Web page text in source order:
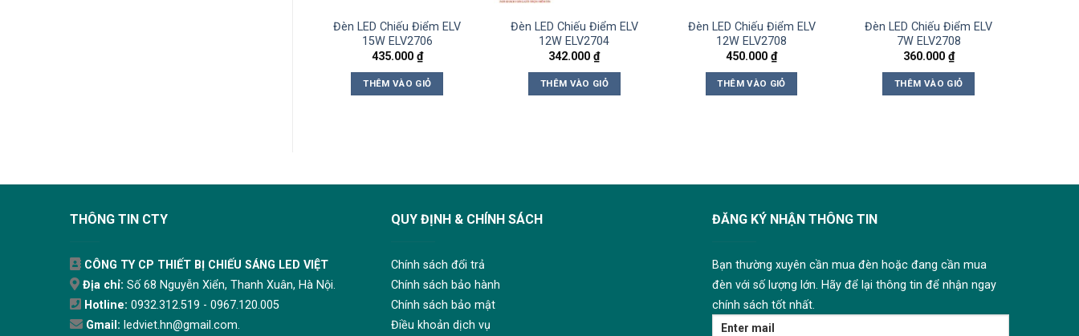
Đèn LED Chiếu Điểm ELV
15W ELV2706
435.000 ₫
THÊM VÀO GIỎ
Đèn LED Chiếu Điểm ELV
12W ELV2704
342.000₫
THÊM VÀO GIỎ
Đèn LED Chiếu Điểm ELV
12W ELV2708
450.000₫
THÊM VÀO GIỎ
Đèn LED Chiếu Điểm ELV
7W ELV2708
360.000 ₫
THÊM VÀO GIỎ
THÔNG TIN CTY
CÔNG TY CP THIẾT BỊ CHIẾU SÁNG LED VIỆT
Địa chỉ: Số 68 Nguyễn Xiển, Thanh Xuân, Hà Nội.
Hotline: 0932.312.519 - 0967.120.005
Gmail: ledviet.hn@gmail.com.
QUY ĐỊNH & CHÍNH SÁCH
Chính sách đổi trả
Chính sách bảo hành
Chính sách bảo mật
Điều khoản dịch vụ
ĐĂNG KÝ NHẬN THÔNG TIN
Bạn thường xuyên cần mua đèn hoặc đang cần mua
đèn với số lượng lớn. Hãy để lại thông tin để nhận ngay
chính sách tốt nhất.